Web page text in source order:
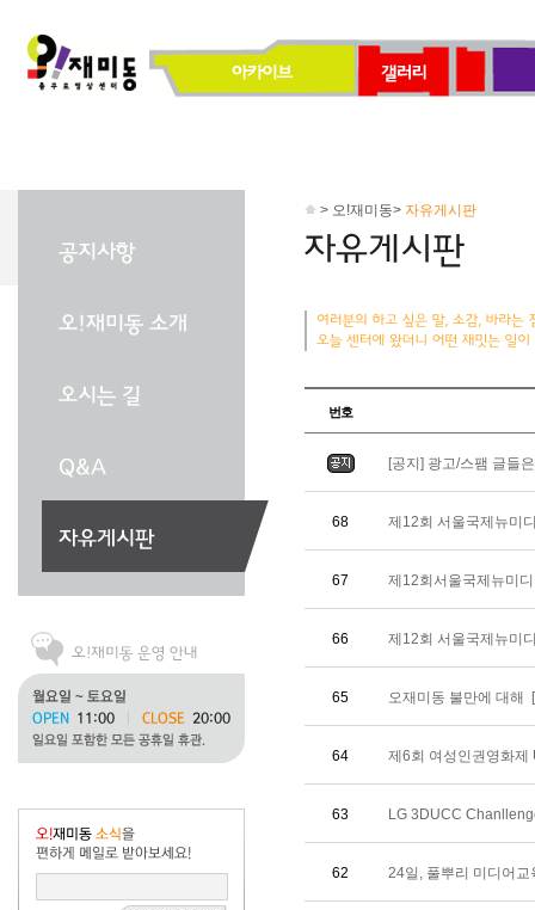
> 오!재미동> 자유게시판
번호
[공지] 광고/스팸 글들
68 제12회 서울국제뉴미
67 제12회서울국제뉴미
66 제12회 서울국제뉴미
65 오재미동 불만에 대해
64 제6회 여성인권영화제
63 LG 3DUCC
62 24일, 풀뿌리 미디어교